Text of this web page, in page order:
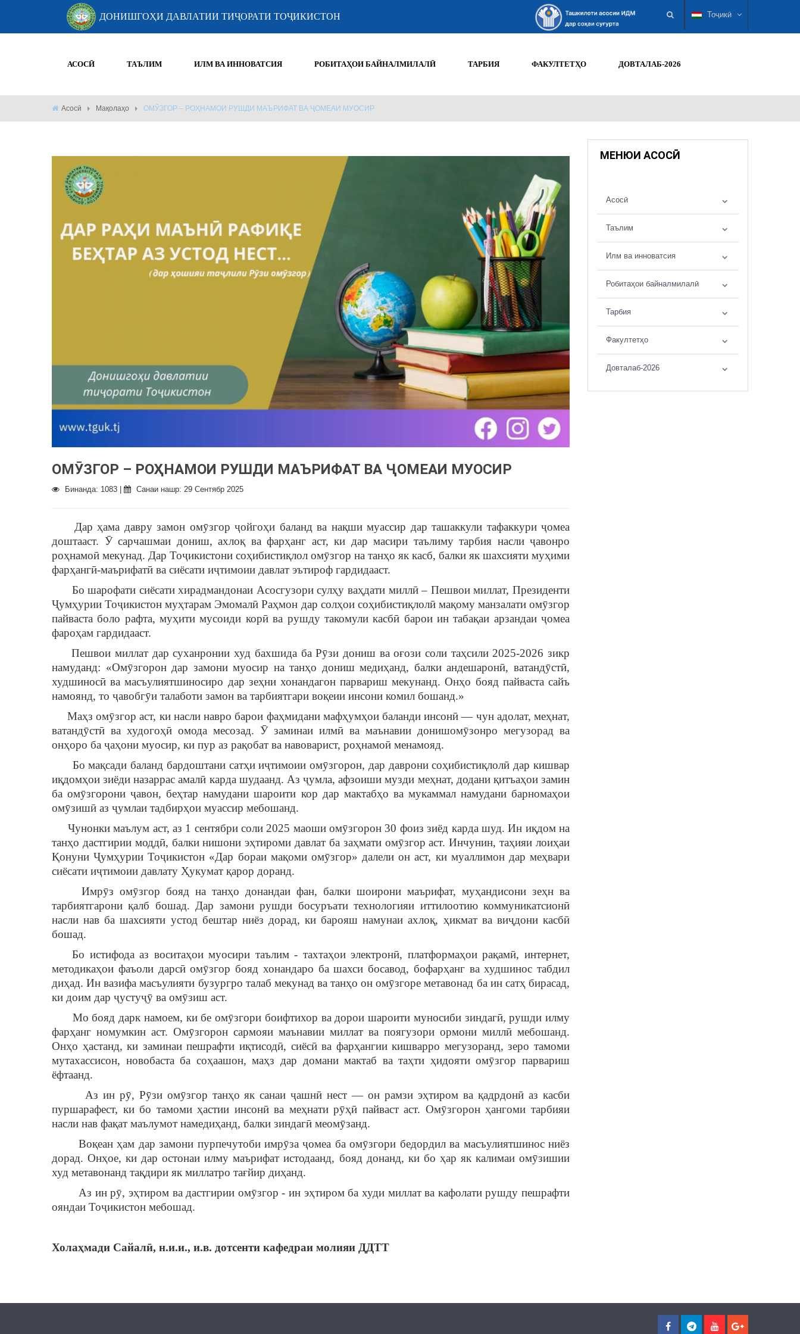
ДОНИШГОҲИ ДАВЛАТИИ ТИҶОРАТИ ТОҶИКИСТОН Тоҷикӣ
АСОСӢ ТАЪЛИМ ИЛМ ВА ИННОВАТСИЯ РОБИТАҲОИ БАЙНАЛМИЛАЛӢ ТАРБИЯ ФАКУЛТЕТҲО ДОВТАЛАБ-2026
Асосӣ Мақолаҳо ОМӮЗГОР – РОҲНАМОИ РУШДИ МАЪРИФАТ ВА ҶОМЕАИ МУОСИР
ОМӮЗГОР – РОҲНАМОИ РУШДИ МАЪРИФАТ ВА ҶОМЕАИ МУОСИР
Бинанда: 1083 | Санаи нашр: 29 Сентябр 2025
Дар ҳама давру замон омӯзгор ҷойгоҳи баланд ва нақши муассир дар ташаккули тафаккури ҷомеа
доштааст. Ӯ сарчашмаи дониш, ахлоқ ва фарҳанг аст, ки дар масири таълиму тарбия насли ҷавонро
роҳнамоӣ мекунад. Дар Тоҷикистони соҳибистиқлол омӯзгор на танҳо як касб, балки як шахсияти муҳими
фарҳангӣ-маърифатӣ ва сиёсати иҷтимоии давлат эътироф гардидааст.
Бо шарофати сиёсати хирадмандонаи Асосгузори сулҳу ваҳдати миллӣ – Пешвои миллат, Президенти
Ҷумҳурии Тоҷикистон муҳтарам Эмомалӣ Раҳмон дар солҳои соҳибистиқлолӣ мақому манзалати омӯзгор
пайваста боло рафта, муҳити мусоиди корӣ ва рушду такомули касбӣ барои ин табақаи арзандаи ҷомеа
фароҳам гардидааст.
Пешвои миллат дар суханронии худ бахшида ба Рӯзи дониш ва оғози соли таҳсили 2025-2026 зикр
намуданд: «Омӯзгорон дар замони муосир на танҳо дониш медиҳанд, балки андешаронӣ, ватандӯстӣ,
худшиносӣ ва масъулиятшиносиро дар зеҳни хонандагон парвариш мекунанд. Онҳо бояд пайваста сайъ
намоянд, то ҷавобгӯи талаботи замон ва тарбиятгари воқеии инсони комил бошанд.»
Маҳз омӯзгор аст, ки насли навро барои фаҳмидани мафҳумҳои баланди инсонӣ — чун адолат, меҳнат,
ватандӯстӣ ва худогоҳӣ омода месозад. Ӯ заминаи илмӣ ва маънавии донишомӯзонро мегузорад ва
онҳоро ба ҷаҳони муосир, ки пур аз рақобат ва навоварист, роҳнамоӣ менамояд.
Бо мақсади баланд бардоштани сатҳи иҷтимоии омӯзгорон, дар даврони соҳибистиқлолӣ дар кишвар
иқдомҳои зиёди назаррас амалӣ карда шудаанд. Аз ҷумла, афзоиши музди меҳнат, додани қитъаҳои замин
ба омӯзгорони ҷавон, беҳтар намудани шароити кор дар мактабҳо ва мукаммал намудани барномаҳои
омӯзишӣ аз ҷумлаи тадбирҳои муассир мебошанд.
Чунонки маълум аст, аз 1 сентябри соли 2025 маоши омӯзгорон 30 фоиз зиёд карда шуд. Ин иқдом на
танҳо дастгирии моддӣ, балки нишони эҳтироми давлат ба заҳмати омӯзгор аст. Инчунин, таҳияи лоиҳаи
Қонуни Ҷумҳурии Тоҷикистон «Дар бораи мақоми омӯзгор» далели он аст, ки муаллимон дар меҳвари
сиёсати иҷтимоии давлату Ҳукумат қарор доранд.
Имрӯз омӯзгор бояд на танҳо донандаи фан, балки шоирони маърифат, муҳандисони зеҳн ва
тарбиятгарони қалб бошад. Дар замони рушди босуръати технологияи иттилоотию коммуникатсионӣ
насли нав ба шахсияти устод бештар ниёз дорад, ки барояш намунаи ахлоқ, ҳикмат ва виҷдони касбӣ
бошад.
Бо истифода аз воситаҳои муосири таълим - тахтаҳои электронӣ, платформаҳои рақамӣ, интернет,
методикаҳои фаъоли дарсӣ омӯзгор бояд хонандаро ба шахси босавод, бофарҳанг ва худшинос табдил
диҳад. Ин вазифа масъулияти бузургро талаб мекунад ва танҳо он омӯзгоре метавонад ба ин сатҳ бирасад,
ки доим дар ҷустуҷӯ ва омӯзиш аст.
Мо бояд дарк намоем, ки бе омӯзгори боифтихор ва дорои шароити муносиби зиндагӣ, рушди илму
фарҳанг номумкин аст. Омӯзгорон сармояи маънавии миллат ва поягузори ормони миллӣ мебошанд.
Онҳо ҳастанд, ки заминаи пешрафти иқтисодӣ, сиёсӣ ва фарҳангии кишварро мегузоранд, зеро тамоми
мутахассисон, новобаста ба соҳаашон, маҳз дар домани мактаб ва таҳти ҳидояти омӯзгор парвариш
ёфтаанд.
Аз ин рӯ, Рӯзи омӯзгор танҳо як санаи ҷашнӣ нест — он рамзи эҳтиром ва қадрдонӣ аз касби
пуршарафест, ки бо тамоми ҳастии инсонӣ ва меҳнати рӯҳӣ пайваст аст. Омӯзгорон ҳангоми тарбияи
насли нав фақат маълумот намедиҳанд, балки зиндагӣ меомӯзанд.
Воқеан ҳам дар замони пурпечутоби имрӯза ҷомеа ба омӯзгори бедордил ва масъулиятшинос ниёз
дорад. Онҳое, ки дар остонаи илму маърифат истодаанд, бояд донанд, ки бо ҳар як калимаи омӯзишии
худ метавонанд тақдири як миллатро тағйир диҳанд.
Аз ин рӯ, эҳтиром ва дастгирии омӯзгор - ин эҳтиром ба худи миллат ва кафолати рушду пешрафти
ояндаи Тоҷикистон мебошад.
Холаҳмади Сайалӣ, н.и.и., и.в. дотсенти кафедраи молияи ДДТТ
МЕНЮИ АСОСӢ
Асосӣ
Таълим
Илм ва инноватсия
Робитаҳои байналмилалӣ
Тарбия
Факултетҳо
Довталаб-2026